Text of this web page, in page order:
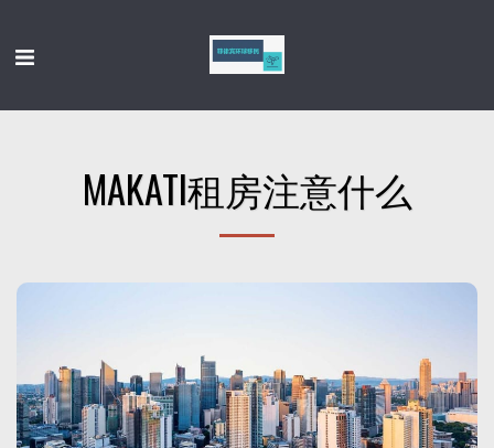
MAKATI租房注意什么